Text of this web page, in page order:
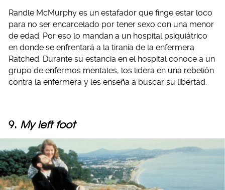
Randle McMurphy es un estafador que finge estar loco
para no ser encarcelado por tener sexo con una menor
de edad. Por eso lo mandan a un hospital psiquiátrico
en donde se enfrentará a la tiranía de la enfermera
Ratched. Durante su estancia en el hospital conoce a un
grupo de enfermos mentales, los lidera en una rebelión
contra la enfermera y les enseña a buscar su libertad.
9. My left foot